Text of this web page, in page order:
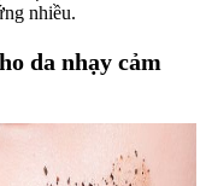
nhiều.
da nhạy cảm